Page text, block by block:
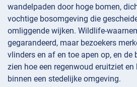
wandelpaden door hoge bomen,
vochtige bosomgeving die
omliggende wijken. Wildlife-
gegarandeerd, maar bezoekers
vlinders en af en toe apen op, en
zien hoe een regenwoud eruitziet
binnen een stedelijke omgeving.